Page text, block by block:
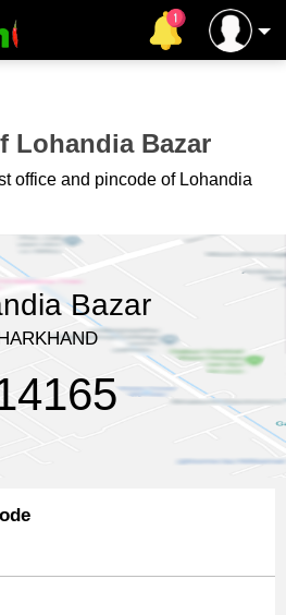
Lohandia Bazar
office and pincode of Lohandia
Bazar